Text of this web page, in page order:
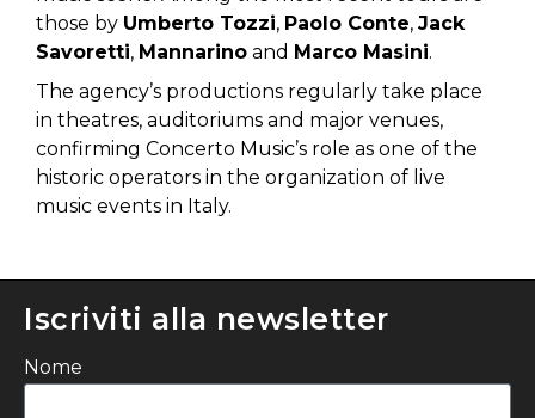
those by Umberto Tozzi, Paolo Conte, Jack
Savoretti, Mannarino and Marco Masini.
The agency’s productions regularly take place
in theatres, auditoriums and major venues,
confirming Concerto Music’s role as one of the
historic operators in the organization of live
music events in Italy.
Iscriviti alla newsletter
Nome